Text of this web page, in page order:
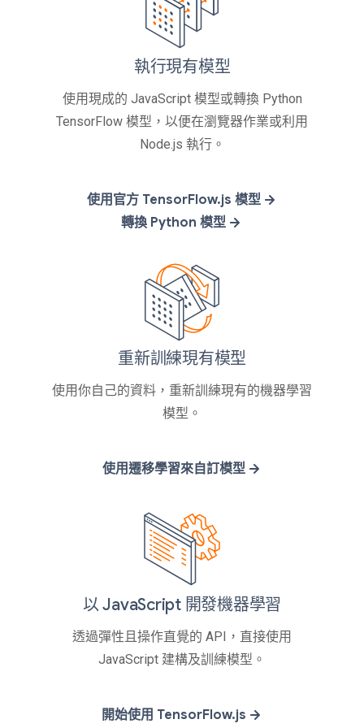
執行現有模型
使用現成的 JavaScript 模型或轉換 Python
TensorFlow 模型，以便在瀏覽器作業或利用
Node.js 執行。
使用官方 TensorFlow.js 模型
轉換 Python 模型
重新訓練現有模型
使用你自己的資料，重新訓練現有的機器學習
模型。
使用遷移學習來自訂模型
以 JavaScript 開發機器學習
透過彈性且操作直覺的 API，直接使用
JavaScript 建構及訓練模型。
開始使用 TensorFlow.js